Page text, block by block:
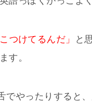
つけてるんだ」
と
す。
でやったりすると